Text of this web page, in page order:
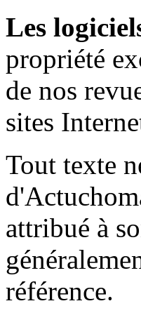
Les
propriété
de nos
sites
Tout texte
attribué à
référence.